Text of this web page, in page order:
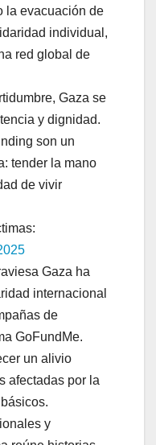
la evacuación de
individual,
red global de
Gaza se
y dignidad.
son un
tender la mano
de vivir
Gaza ha
internacional
de
GoFundMe.
un alivio
afectadas por la
y